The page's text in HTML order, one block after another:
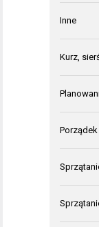
Inne
Kurz,